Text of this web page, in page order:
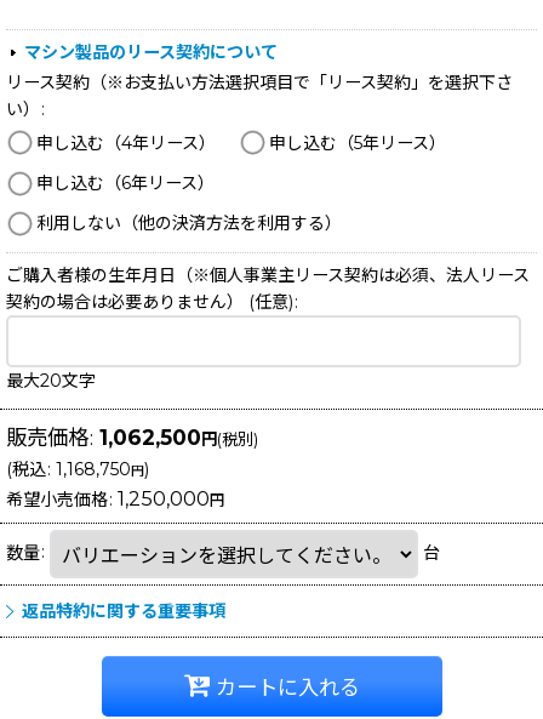
マシン製品のリース契約について
リース契約（※お支払い方法選択項目で「リース契約」を選択下さ
い）
:
申し込む（4年リース）
申し込む（5年リース）
申し込む（6年リース）
利用しない（他の決済方法を利用する）
ご購入者様の生年月日（※個人事業主リース契約は必須、法人リース
契約の場合は必要ありません）
(任意):
最大20文字
販売価格: 1,062,500円(税別)
(税込: 1,168,750円)
希望小売価格: 1,250,000円
数量: 台
返品特約に関する重要事項
カートに入れる